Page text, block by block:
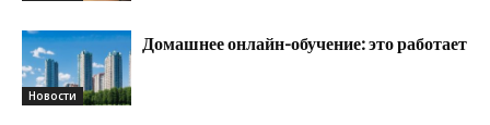
Новости
Домашнее онлайн-обучение: это работает